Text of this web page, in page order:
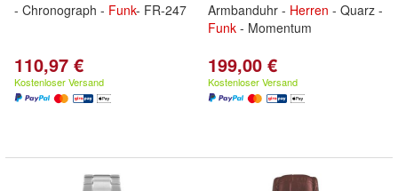
- Chronograph - Funk- FR-247
110,97 €
Kostenloser Versand
Armbanduhr - Herren - Quarz -
Funk - Momentum
199,00 €
Kostenloser Versand